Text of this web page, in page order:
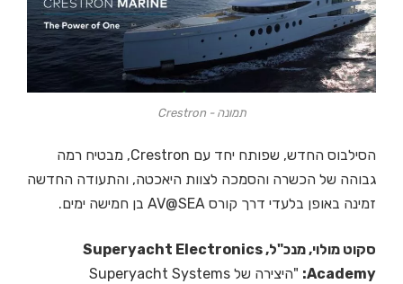
תמונה - Crestron
הסילבוס החדש, שפותח יחד עם Crestron, מבטיח רמה
גבוהה של הכשרה והסמכה לצוות היאכטה, והתעודה החדשה
זמינה באופן בלעדי דרך קורס AV@SEA בן חמישה ימים.
סקוט מולוי, מנכ"ל, Superyacht Electronics
Academy:
"היצירה של Superyacht Systems